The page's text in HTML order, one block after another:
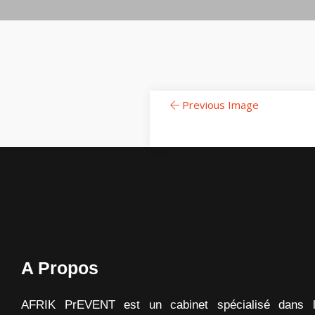
Previous Image
A Propos
AFRIK PrEVENT est un cabinet spécialisé dans